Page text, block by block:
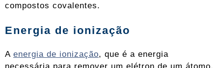
compostos covalentes.
Energia de ionização
A energia de ionização, que é a energia